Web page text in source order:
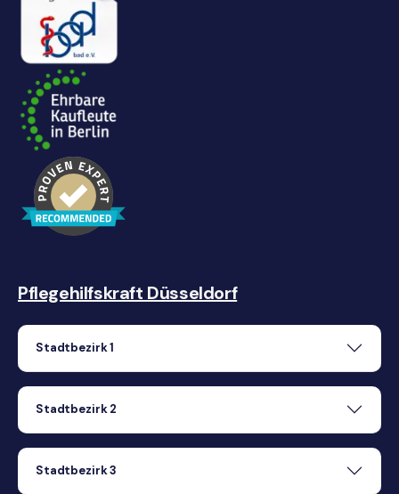
Pflegehilfskraft Düsseldorf
Stadtbezirk 1
Stadtbezirk 2
Stadtbezirk 3